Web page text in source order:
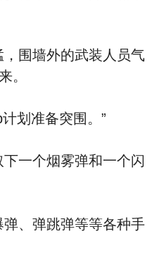
墙外的武装人员气
。
划准备突围。”
个烟雾弹和一个闪
、弹跳弹等等各种手